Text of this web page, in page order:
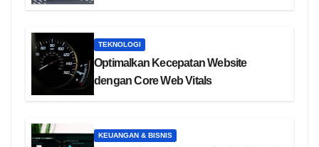
TEKNOLOGI
Optimalkan Kecepatan Website
dengan Core Web Vitals
KEUANGAN & BISNIS